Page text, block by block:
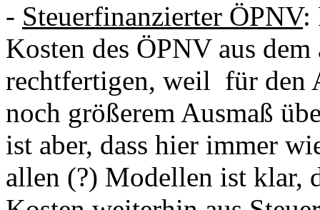
- Steuerfinanzierter ÖPNV:
Kosten des ÖPNV aus
rechtfertigen, weil für den
noch größerem Ausmaß
ist aber, dass hier immer
allen (?) Modellen ist klar,